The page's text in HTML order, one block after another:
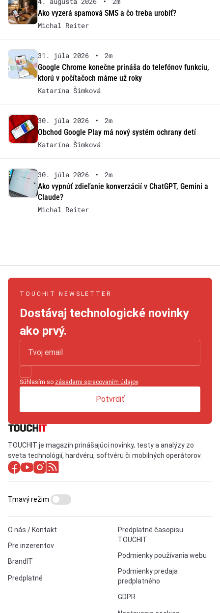
Ako vyzerá spamová SMS a čo treba urobiť?
Michal Reiter
31. júla 2026 •
2m
Google Chrome konečne prináša do telefónov funkciu,
ktorú v počítačoch máme už roky
Katarína Šimková
30. júla 2026 •
2m
Obchod Google Play má nový systém ochrany detí
Katarína Šimková
30. júla 2026 •
2m
Ako vypnúť zdieľanie konverzácií v ChatGPT, Gemini a
Claude?
Michal Reiter
TOUCHIT NEWSLETTER
Dostávaj technologické novinky
ako prvý.
Súhlasím so zásadami spracovaním údajov.
Potvrdiť
TOUCHIT je magazín prinášajúci novinky, testy a analýzy zo
sveta technológií, hardvéru, softvéru či mobilných operátorov.
O nás / Kontakt
Pre inzerentov
BrandIT
Predplatné
Predplatné časopisu
TOUCHIT
Podmienky používania webu
Podmienky predaja
predplatného
GDPR
Tmavý režim